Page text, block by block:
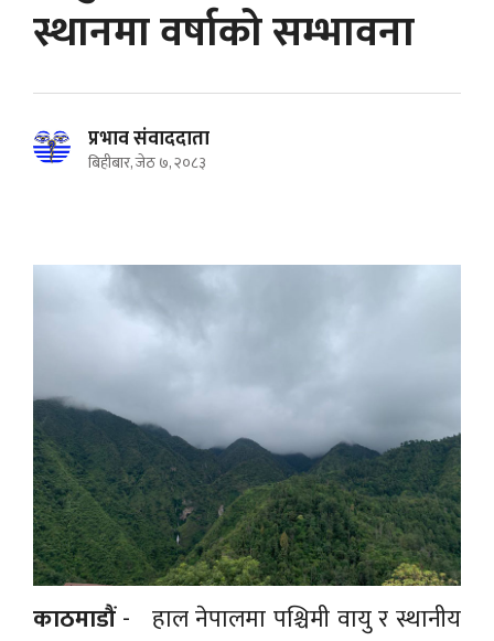
स्थानमा वर्षाको सम्भावना
प्रभाव संवाददाता
बिहीबार, जेठ ७, २०८३
काठमाडौं- हाल नेपालमा पश्चिमी वायु र स्थानीय